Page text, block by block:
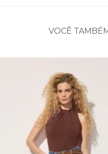
VOCÊ